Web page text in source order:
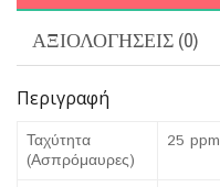
ΑΞΙΟΛΟΓΉΣΕΙΣ (0)
Περιγραφή
Ταχύτητα
(Ασπρόμαυρες)
25 ppm